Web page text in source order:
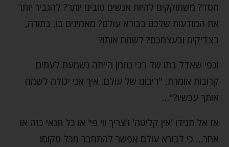
חסד? משתוקקים להיות אנשים טובים יותר? להגביר יותר
את המודעות שלכם בבורא עולם? מאמינים בו, בתורה,
בצדיקים ובעצמכם? לשמח אותו?
וכפי שאדל בתו של רבי נחמן הייתה נשמעת לעתים
קרובות אומרת, "ריבונו של עולם, איך אני יכולה לשמח
אותך עכשיו?"…
אז אל תגידו 'אין קליטה' ו'צריך ווי פי' או כל תנאי כזה או
אחר… כי לבורא עולם אפשר להתחבר מכל מקום!